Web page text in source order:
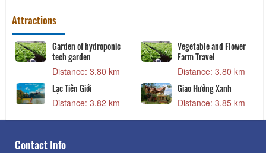
Attractions
Garden of hydroponic
tech garden
Distance: 3.80 km
Vegetable and Flower
Farm Travel
Distance: 3.80 km
Lạc Tiên Giới
Distance: 3.82 km
Giao Hưởng Xanh
Distance: 3.85 km
Contact Info